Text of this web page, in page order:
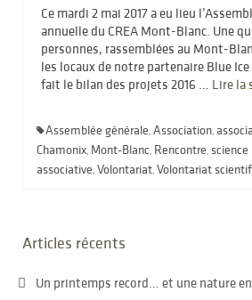
Ce mardi 2 mai 2017 a eu lieu
annuelle du CREA Mont-Blanc. Une
personnes, rassemblées au Mont-
les locaux de notre partenaire Blue
fait le bilan des projets 2016 … Lire la
Assemblée générale, Association,
Chamonix, Mont-Blanc, Rencontre,
associative, Volontariat, Volontariat
Articles récents
Un printemps record… et une nature